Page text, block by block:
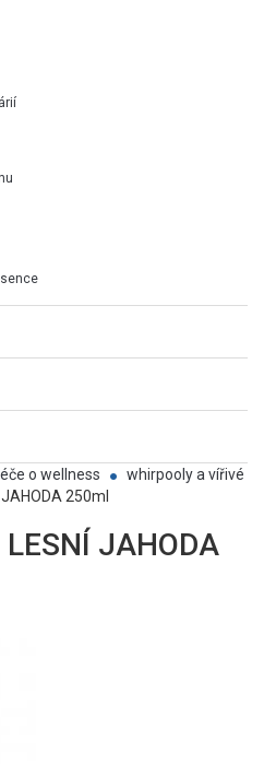
o wellness
whirpooly a vířivé
250ml
JAHODA